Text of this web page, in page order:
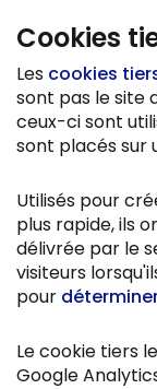
Cookies
Les cookies
sont pas le site
ceux-ci sont
sont placés sur
Utilisés pour
plus rapide, ils
délivrée par le
visiteurs
pour
Le cookie tiers
Google